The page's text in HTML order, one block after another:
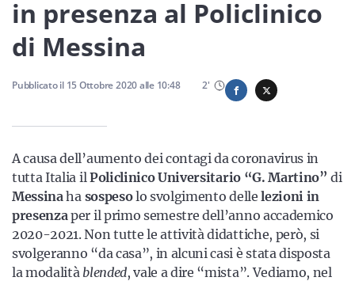
Servizi
Resta sempre aggiornato con le ultime news, iscriviti alla
nostra newsletter
Iscriviti
in presenza al Policlinico
di Messina
Pubblicato il 15 Ottobre 2020alle 10:48 2'
A causa dell’aumento dei contagi da coronavirus in
tutta Italia ilPoliclinico Universitario “G. Martino” di
Messinaha sospesolo svolgimento dellelezioni in
presenzaper il primo semestre dell’anno accademico
2020-2021. Non tutte le attività didattiche, però, si
svolgeranno “da casa”, in alcuni casi è stata disposta
la modalità blended, vale a dire “mista”. Vediamo, nel